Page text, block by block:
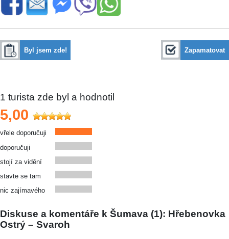
Byl jsem zde! Zapamatovat
1 turista zde byl a hodnotil
5,00
vřele doporučuji
doporučuji
stojí za vidění
stavte se tam
nic zajímavého
Diskuse a komentáře k Šumava (1): Hřebenovka
Ostrý – Svaroh